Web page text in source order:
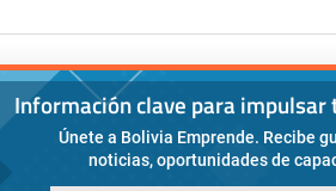
Información clave para
Únete a Bolivia Emprende. Recibe
noticias, oportunidades de